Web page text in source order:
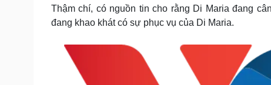
Sức khỏe
Cây thuốc
Sản phụ khoa
Nhi khoa
Đời sống
Blog
Tình yêu - Gia đình
Thậm chí, có nguồn tin cho rằng Di Maria đang
đang khao khát có sự phục vụ của Di Maria.